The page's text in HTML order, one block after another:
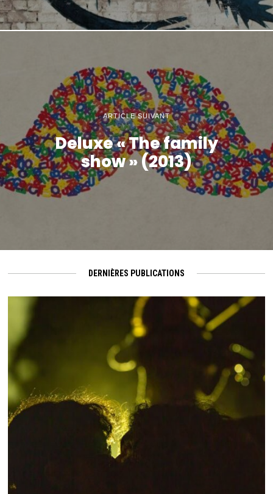
ARTICLE SUIVANT
Deluxe « The family
show » (2013)
DERNIÈRES PUBLICATIONS